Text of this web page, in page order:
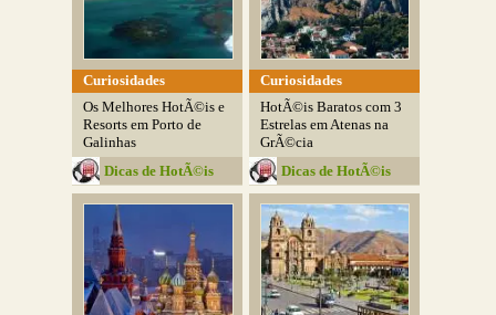
Curiosidades
Os Melhores HotÃ©is e
Resorts em Porto de
Galinhas
Dicas de HotÃ©is
Curiosidades
HotÃ©is Baratos com 3
Estrelas em Atenas na
GrÃ©cia
Dicas de HotÃ©is